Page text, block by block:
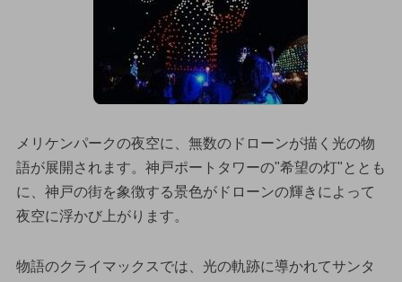
メリケンパークの夜空に、無数のドローンが描く光の物
語が展開されます。神戸ポートタワーの"希望の灯"ととも
に、神戸の街を象徴する景色がドローンの輝きによって
夜空に浮かび上がります。
物語のクライマックスでは、光の軌跡に導かれてサンタ